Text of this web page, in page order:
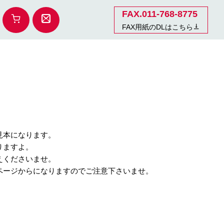
FAX.011-768-8775
FAX用紙のDLはこちら
になります。
すよ。
ださいませ。
ジからになりますのでご注意下さいませ。